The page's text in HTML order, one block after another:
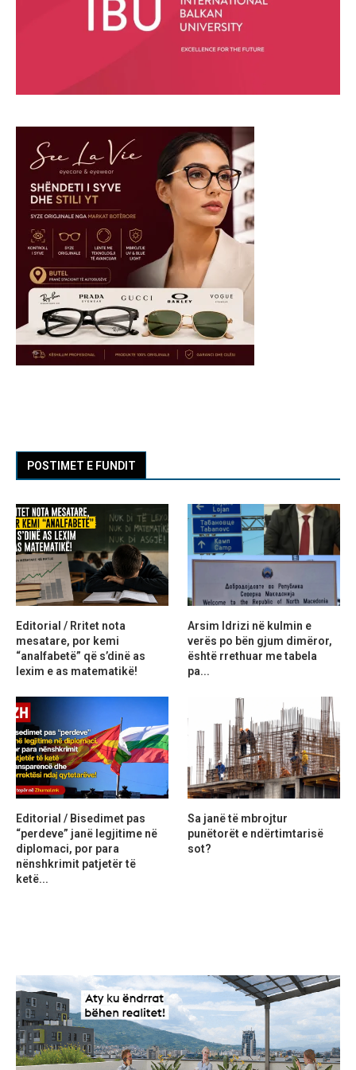
POSTIMET E FUNDIT
Editorial / Rritet nota
mesatare, por kemi
“analfabetë” që s’dinë as
lexim e as matematikë!
Arsim Idrizi në kulmin e
verës po bën gjum dimëror,
është rrethuar me tabela
pa...
Editorial / Bisedimet pas
“perdeve” janë legjitime në
diplomaci, por para
nënshkrimit patjetër të
ketë...
Sa janë të mbrojtur
punëtorët e ndërtimtarisë
sot?